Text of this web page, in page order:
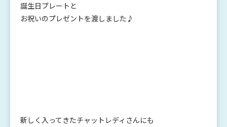
誕生日プレートと
お祝いのプレゼントを渡しました♪
新しく入ってきたチャットレディさんにも